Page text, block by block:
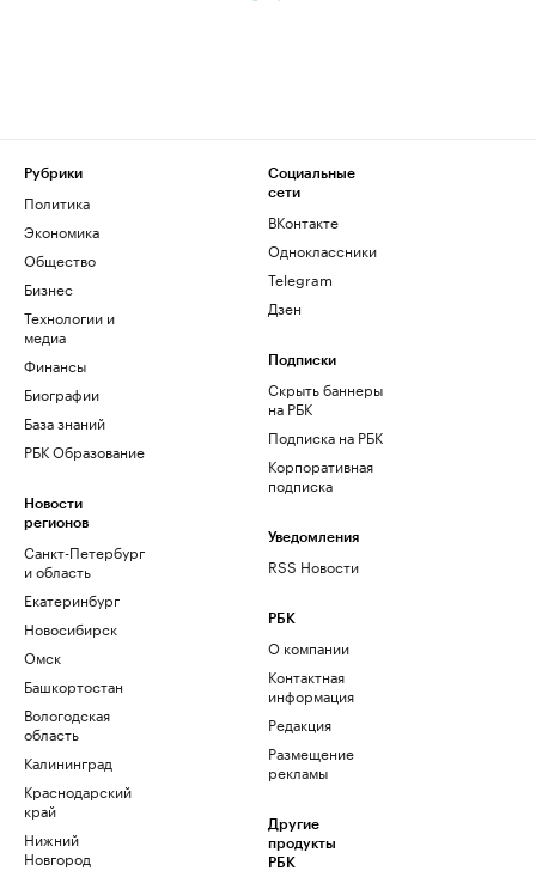
Рубрики
Политика
Экономика
Общество
Бизнес
Технологии и
медиа
Финансы
Биографии
База знаний
РБК Образование
Новости
регионов
Санкт-Петербург
и область
Екатеринбург
Новосибирск
Омск
Башкортостан
Вологодская
область
Калининград
Краснодарский
край
Нижний
Новгород
Социальные
сети
ВКонтакте
Одноклассники
Telegram
Дзен
Подписки
Скрыть баннеры
на РБК
Подписка на РБК
Корпоративная
подписка
Уведомления
RSS Новости
РБК
О компании
Контактная
информация
Редакция
Размещение
рекламы
Другие
продукты
РБК